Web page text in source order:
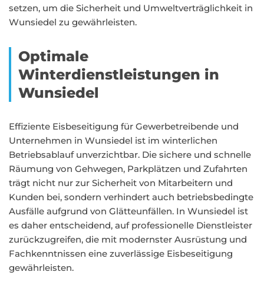
setzen, um die Sicherheit und Umweltverträglichkeit in
Wunsiedel zu gewährleisten.
Optimale
Winterdienstleistungen in
Wunsiedel
Effiziente Eisbeseitigung für Gewerbetreibende und
Unternehmen in Wunsiedel ist im winterlichen
Betriebsablauf unverzichtbar. Die sichere und schnelle
Räumung von Gehwegen, Parkplätzen und Zufahrten
trägt nicht nur zur Sicherheit von Mitarbeitern und
Kunden bei, sondern verhindert auch betriebsbedingte
Ausfälle aufgrund von Glätteunfällen. In Wunsiedel ist
es daher entscheidend, auf professionelle Dienstleister
zurückzugreifen, die mit modernster Ausrüstung und
Fachkenntnissen eine zuverlässige Eisbeseitigung
gewährleisten.